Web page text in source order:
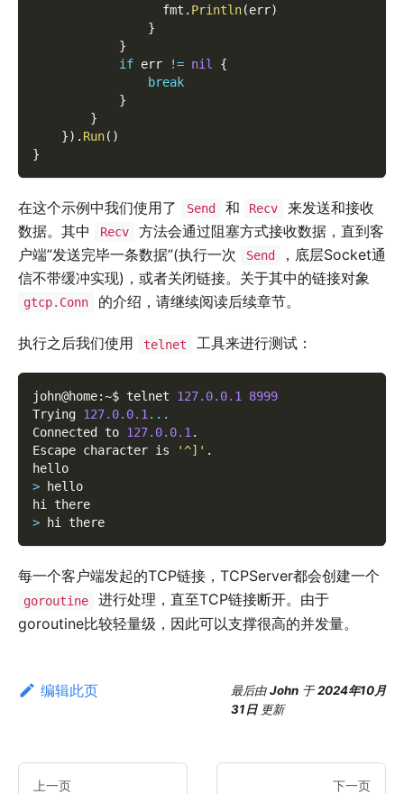
                  fmt
. Println(err)
}
}
if err != nil
{
break
}
}
}) . Run( )
}
在这个示例中我们使用了 Send 和 Recv
来发送和接收
数据。其中
Recv
方法会通过阻塞方式接收数据，直到客
户端”发送完毕一条数据”(执行一次
Send
，底层Socket通
信不带缓冲实现)，或者关闭链接。关于其中的链接对象
gtcp.Conn 的介绍，请继续阅读后续章节。
执行之后我们使用 telnet 工具来进行测试：
john@home:~$ telnet 127.0.0.1 8999
Trying 127.0.0.1...
Connected to 127.0.0.1.
Escape character is
'^]' .
hello
> hello
hi there
> hi there
每一个客户端发起的TCP链接，TCPServer都会创建一个
goroutine
进行处理，直至TCP链接断开。由于
goroutine比较轻量级，因此可以支撑很高的并发量。
编辑此页 最后由John 于2024年10月
31日 更新
上一页 下一页